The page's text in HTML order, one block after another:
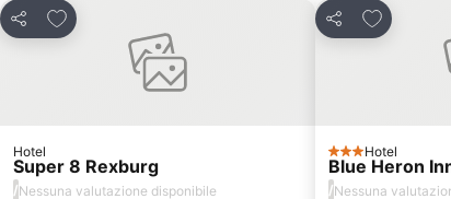
Condividi
Aggiungi ai preferiti
Hotel
Super 8 Rexburg
/Nessuna valutazione disponibile
Condividi
Aggiungi
3 StelleHotel
Blue Heron
/Nessuna